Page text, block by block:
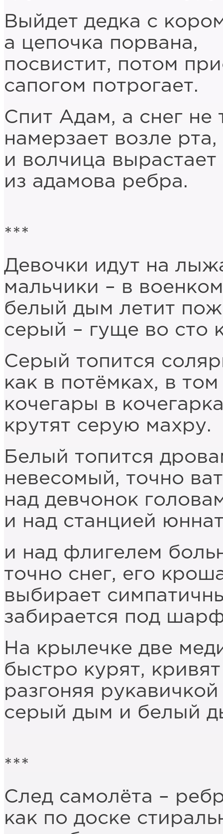
Выйдет дедка с
а цепочка порвана,
посвистит, потом
сапогом потрогает.
Спит Адам, а снег не
намерзает возле рта,
и волчица вырастает
из адамова ребра.
***
Девочки идут на
мальчики – в
белый дым летит
серый – гуще во сто
Серый топится
как в потёмках, в
кочегары в
крутят серую махру.
Белый топится
невесомый, точно
над девчонок
и над станцией
и над флигелем
точно снег, его
выбирает
забирается под
На крылечке две
быстро курят,
разгоняя рукавичкой
серый дым и белый
***
След самолёта –
как по доске